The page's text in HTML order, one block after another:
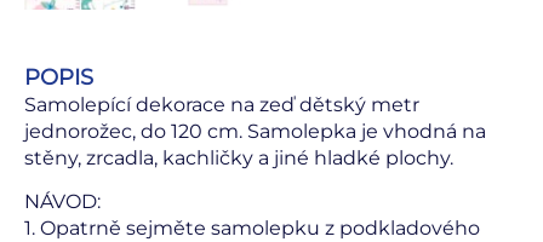
POPIS
Samolepící dekorace na zeď dětský metr
jednorožec, do 120 cm. Samolepka je vhodná na
stěny, zrcadla, kachličky a jiné hladké plochy.
NÁVOD:
1. Opatrně sejměte samolepku z podkladového